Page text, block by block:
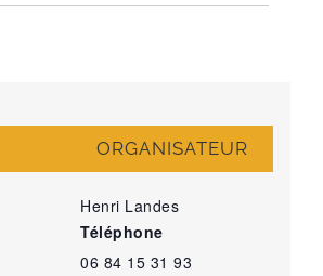
ORGANISATEUR
Henri Landes
Téléphone
06 84 15 31 93